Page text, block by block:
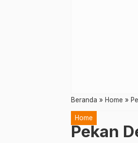
Beranda » Home »
Home
Pekan